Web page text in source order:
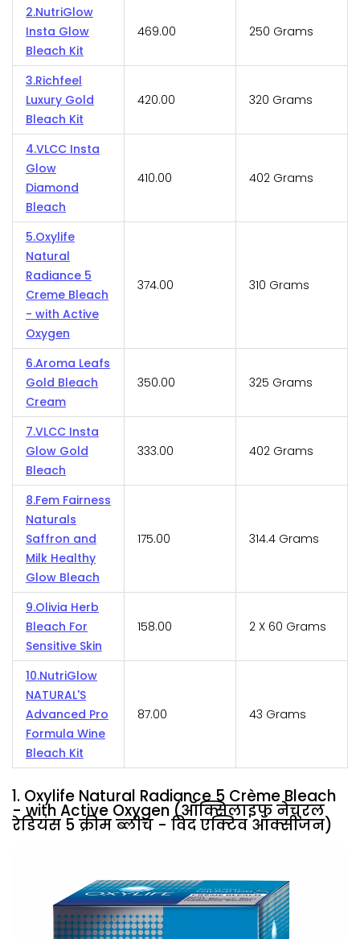
2.NutriGlow
Insta Glow
Bleach Kit
₹469.00 250 Grams
3.Richfeel
Luxury Gold
Bleach Kit
₹420.00 320 Grams
4.VLCC Insta
Glow
Diamond
Bleach
₹410.00 402 Grams
5.Oxylife
Natural
Radiance 5
Creme Bleach
- with Active
Oxygen
₹374.00 310 Grams
6.Aroma Leafs
Gold Bleach
Cream
₹350.00 325 Grams
7.VLCC Insta
Glow Gold
Bleach
₹333.00 402 Grams
8.Fem Fairness
Naturals
Saffron and
Milk Healthy
Glow Bleach
₹175.00 314.4 Grams
9.Olivia Herb
Bleach For
Sensitive Skin
₹158.00 2 X 60 Grams
10.NutriGlow
NATURAL'S
Advanced Pro
Formula Wine
Bleach Kit
₹87.00 43 Grams
1. Oxylife Natural Radiance 5 Crème Bleach
- with Active Oxygen (ऑक्सिलाइफ नेचुरल
रेडियंस 5 क्रीम ब्लीच - विद एक्टिव ऑक्सीजन)